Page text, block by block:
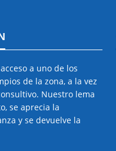
a uno de los
de la zona, a la vez
Nuestro lema
se aprecia la
y se devuelve la